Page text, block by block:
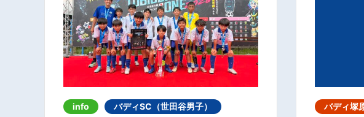
info
バディSC（世田谷男子）
バディ塚